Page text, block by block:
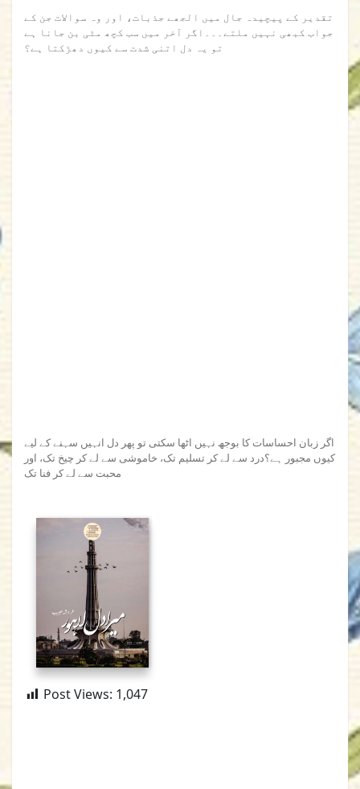
تقدیر کے پیچیدہ جال میں الجھے جذبات، اور وہ سوالات جن کے
جواب کبھی نہیں ملتے۔۔۔اگر آخر میں سب کچھ مٹی بن جانا ہے
تو یہ دل اتنی شدت سے کیوں دھڑکتا ہے؟
اگر زبان احساسات کا بوجھ نہیں اٹھا سکتی تو پھر دل انہیں سہنے کے لیے
کیوں مجبور ہے؟درد سے لے کر تسلیم تک، خاموشی سے لے کر چیخ تک، اور
Post Views: 1,047